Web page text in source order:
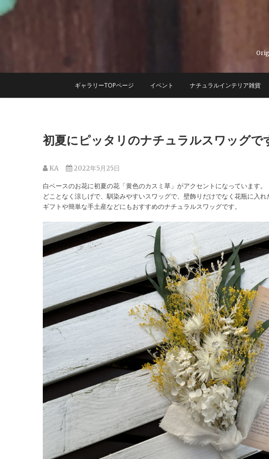
Skip
to
ギャラリーTOPページ イベント ナチュラルインテリア雑貨
初夏にピッタリのナチュラルスワッグで
KA 2022年5月25日
白ベースのお花に初夏の花「黄色のカスミ草」がアクセントになっています。
どことなく涼しげで、馴染みやすいスワッグで、壁飾りだけでなく花瓶に入れ
ギフトや簡単な手土産などにもおすすめのナチュラルスワッグです。